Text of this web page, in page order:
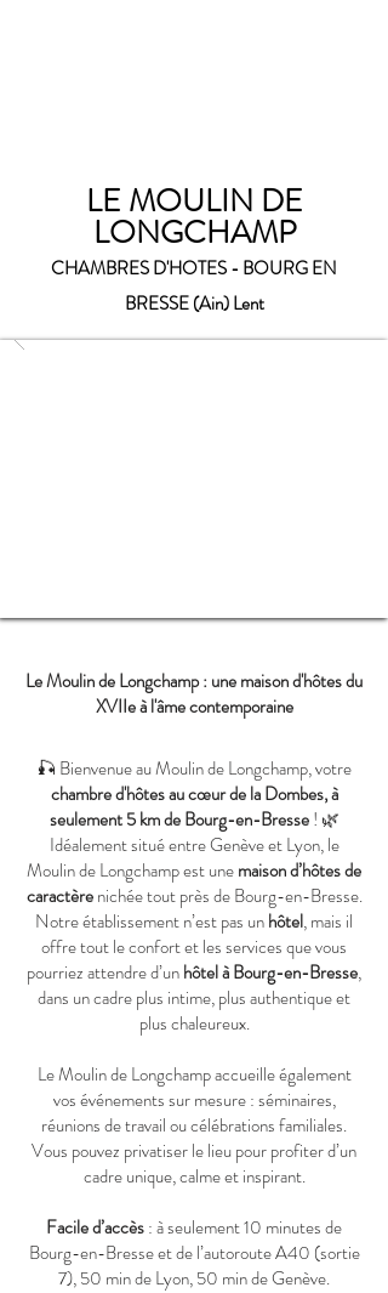
LE MOULIN DE
LONGCHAMP
CHAMBRES D'HOTES - BOURG EN
BRESSE (Ain) Lent
Le Moulin de Longchamp : une maison d'hôtes du
XVIIe à l'âme contemporaine
🎣 Bienvenue au Moulin de Longchamp, votre
chambre d'hôtesau cœur de la Dombes, à
seulement 5 km de Bourg-en-Bresse! 🌿
Idéalement situé entre Genève et Lyon, le
Moulin de Longchamp est unemaison d’hôtes de
caractèrenichée tout près de Bourg-en-Bresse.
Notre établissement n’est pas unhôtel, mais il
offre tout le confort et les services que vous
pourriez attendre d’unhôtel à Bourg-en-Bresse,
dans un cadre plus intime, plus authentique et
plus chaleureux.​
Le Moulin de Longchamp accueille également
vos événements sur mesure : séminaires,
réunions de travail ou célébrations familiales.
Vous pouvez privatiser le lieu pour profiter d’un
cadre unique, calme et inspirant.
Facile d’accès: à seulement 10 minutes de
Bourg-en-Bresse et de l’autoroute A40 (sortie
7), 50 min de Lyon, 50 min de Genève.​